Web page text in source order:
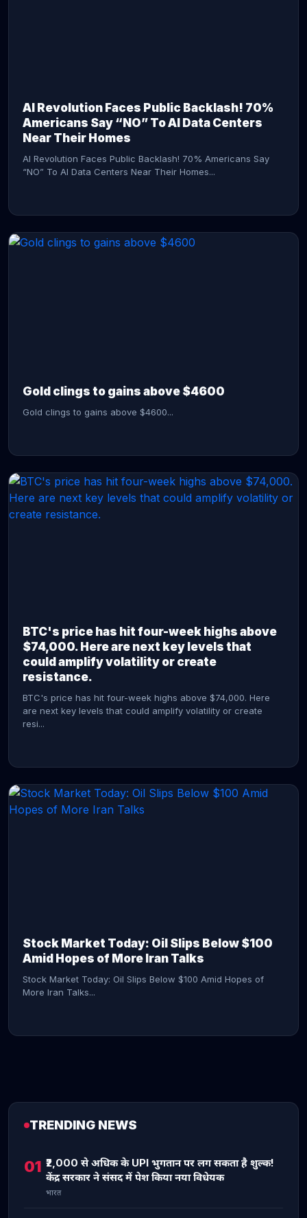
AI Revolution Faces Public Backlash! 70%
Americans Say “NO” To AI Data Centers
Near Their Homes
AI Revolution Faces Public Backlash! 70% Americans Say
“NO” To AI Data Centers Near Their Homes...
Gold clings to gains above $4600
Gold clings to gains above $4600...
BTC's price has hit four-week highs above
$74,000. Here are next key levels that
could amplify volatility or create
resistance.
BTC's price has hit four-week highs above $74,000. Here
are next key levels that could amplify volatility or create
resi...
Stock Market Today: Oil Slips Below $100
Amid Hopes of More Iran Talks
Stock Market Today: Oil Slips Below $100 Amid Hopes of
More Iran Talks...
TRENDING NEWS
01 ₹2,000 से अधिक के UPI भुगतान पर लग सकता है शुल्क!
केंद्र सरकार ने संसद में पेश किया नया विधेयक
भारत